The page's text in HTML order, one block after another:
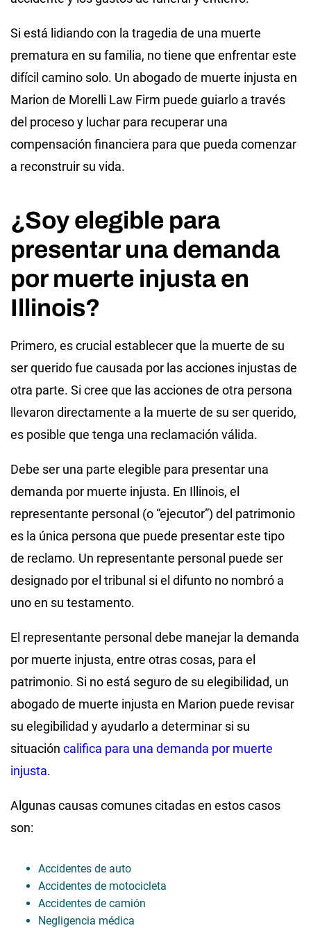
Si está lidiando con la tragedia de una muerte
prematura en su familia, no tiene que enfrentar este
difícil camino solo. Un abogado de muerte injusta en
Marion de Morelli Law Firm puede guiarlo a través
del proceso y luchar para recuperar una
compensación financiera para que pueda comenzar
a reconstruir su vida.
¿Soy elegible para
presentar una demanda
por muerte injusta en
Illinois?
Primero, es crucial establecer que la muerte de su
ser querido fue causada por las acciones injustas de
otra parte. Si cree que las acciones de otra persona
llevaron directamente a la muerte de su ser querido,
es posible que tenga una reclamación válida.
Debe ser una parte elegible para presentar una
demanda por muerte injusta. En Illinois, el
representante personal (o “ejecutor”) del patrimonio
es la única persona que puede presentar este tipo
de reclamo. Un representante personal puede ser
designado por el tribunal si el difunto no nombró a
uno en su testamento.
El representante personal debe manejar la demanda
por muerte injusta, entre otras cosas, para el
patrimonio. Si no está seguro de su elegibilidad, un
abogado de muerte injusta en Marion puede revisar
su elegibilidad y ayudarlo a determinar si su
situación califica para una demanda por muerte
injusta.
Algunas causas comunes citadas en estos casos
son:
Accidentes de auto
Accidentes de motocicleta
Accidentes de camión
Negligencia médica